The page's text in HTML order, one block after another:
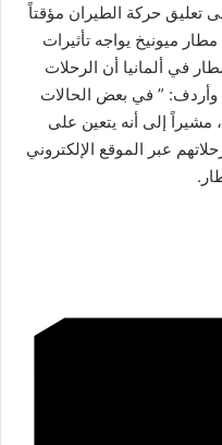
تعليق حركة الطيران مؤقتاً
ميونيخ يواجه تأثيرات
في ألمانيا أن الرحلات
” في بعض الحالات
مشيراً إلى أنه يتعين على
عبر الموقع الإلكتروني